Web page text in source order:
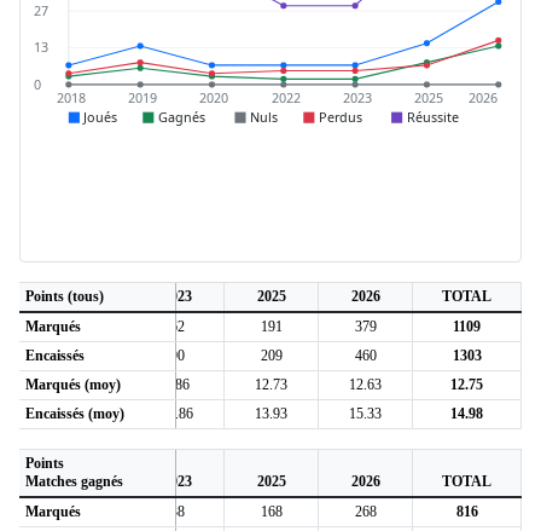
27
13
0
2018 2019 2020 2022 2023 2025 2026
Joués Gagnés Nuls Perdus Réussite
Points (tous)
2022 2023 2025 2026
TOTAL
Marqués66 62 191 379
1109
Encaissés
133 90 209 460
1303
Marqués (moy)
9.43 8.86 12.73 12.63
12.75
Encaissés (moy)
19.00 12.86 13.93 15.33 14.98
Points
Matches gagnés
2022 2023 2025 2026
TOTAL
Marqués45 38 168 268
816